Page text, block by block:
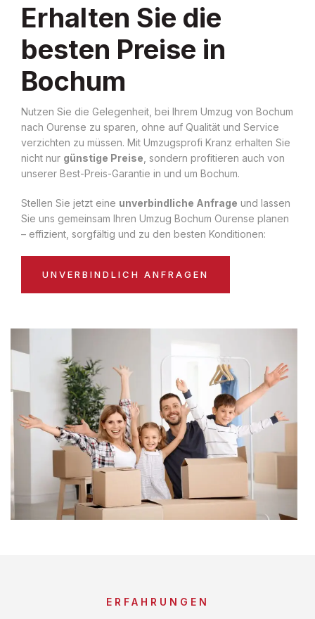
Erhalten Sie die
besten Preise in
Bochum
Nutzen Sie die Gelegenheit, bei Ihrem Umzug von Bochum
nach Ourense zu sparen, ohne auf Qualität und Service
verzichten zu müssen. Mit Umzugsprofi Kranz erhalten Sie
nicht nur günstige Preise , sondern profitieren auch von
unserer Best-Preis-Garantie in und um Bochum.
Stellen Sie jetzt eine unverbindliche Anfrage und lassen
Sie uns gemeinsam Ihren Umzug Bochum Ourense planen
– effizient, sorgfältig und zu den besten Konditionen:
UNVERBINDLICH ANFRAGEN
ERFAHRUNGEN